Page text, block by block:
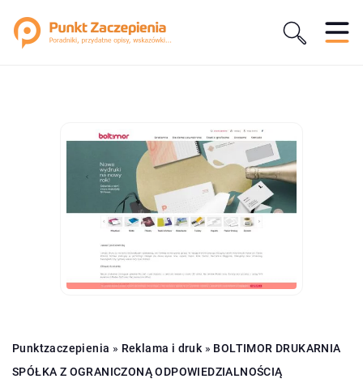
Punktzaczepienia » Reklama i druk » BOLTIMOR DRUKARNIA
SPÓŁKA Z OGRANICZONĄ ODPOWIEDZIALNOŚCIĄ